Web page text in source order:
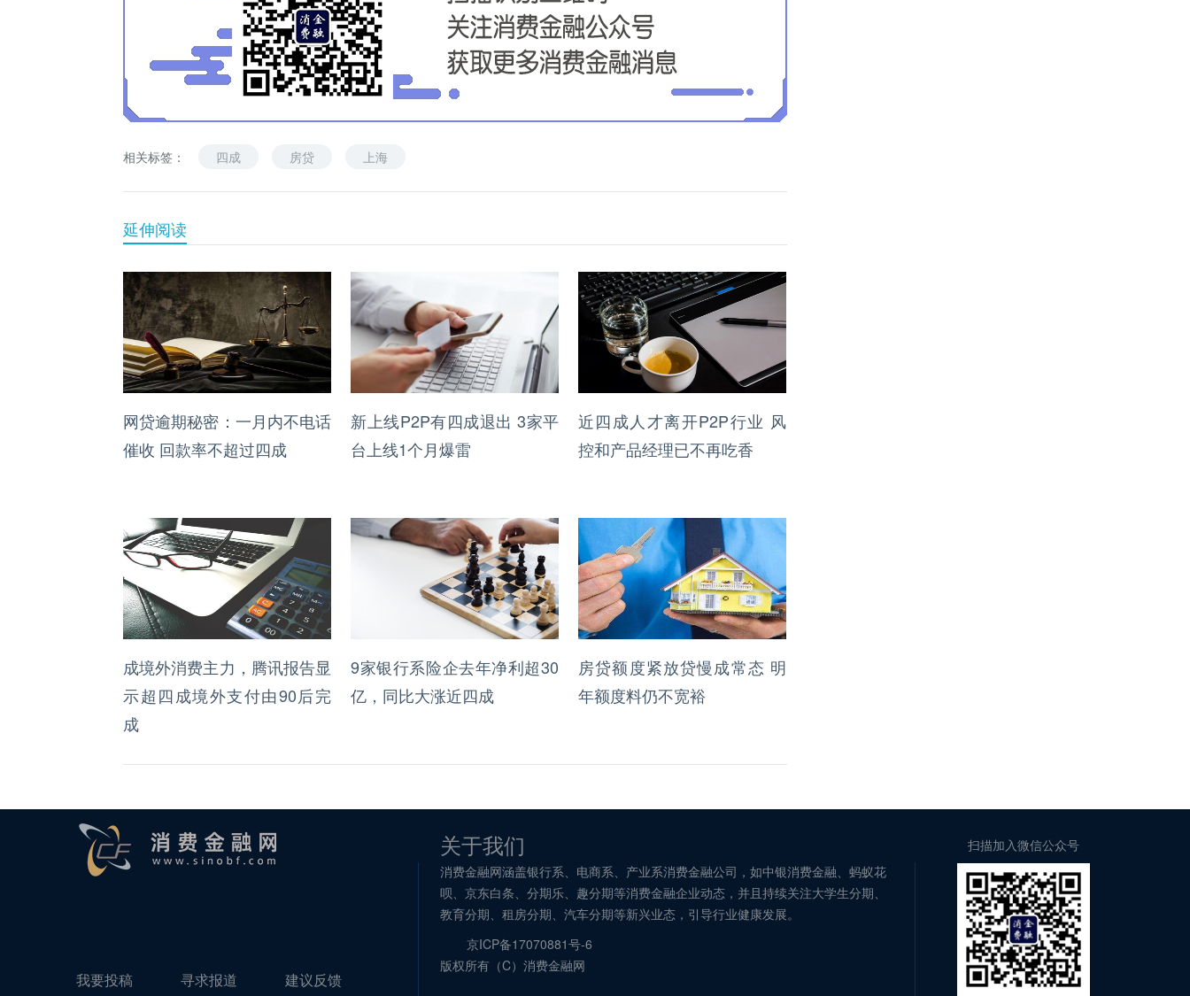
相关标签： 四成 房贷 上海
延伸阅读
网贷逾期秘密：一月内不电话
催收 回款率不超过四成
新上线P2P有四成退出 3家平
台上线1个月爆雷
近四成人才离开P2P行业 风
控和产品经理已不再吃香
成境外消费主力，腾讯报告显
示超四成境外支付由90后完
成
9家银行系险企去年净利超30
亿，同比大涨近四成
房贷额度紧放贷慢成常态 明
年额度料仍不宽裕
我要投稿 寻求报道 建议反馈
关于我们
消费金融网涵盖银行系、电商系、产业系消费金融公司，如中银消费金融、蚂蚁花
呗、京东白条、分期乐、趣分期等消费金融企业动态，并且持续关注大学生分期、
教育分期、租房分期、汽车分期等新兴业态，引导行业健康发展。
京ICP备17070881号-6
版权所有（C）消费金融网
扫描加入微信公众号